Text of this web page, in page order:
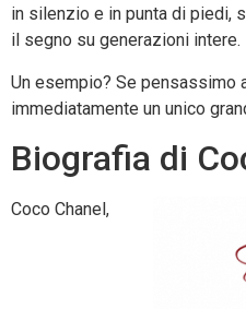
in silenzio e in punta di piedi,
il segno su generazioni intere.
Un esempio? Se pensassimo
immediatamente un unico
Biografia di
Coco Chanel,